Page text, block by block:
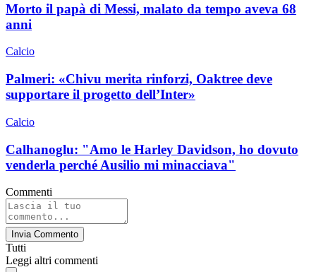
Morto il papà di Messi, malato da tempo aveva 68
anni
Calcio
Palmeri: «Chivu merita rinforzi, Oaktree deve
supportare il progetto dell’Inter»
Calcio
Calhanoglu: "Amo le Harley Davidson, ho dovuto
venderla perché Ausilio mi minacciava"
Commenti
Invia Commento
Tutti
Leggi altri commenti